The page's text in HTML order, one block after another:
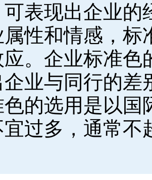
表现出企业的
性和情感，标
。企业标准
业与同行的差
的选用是以国
过多，通常不